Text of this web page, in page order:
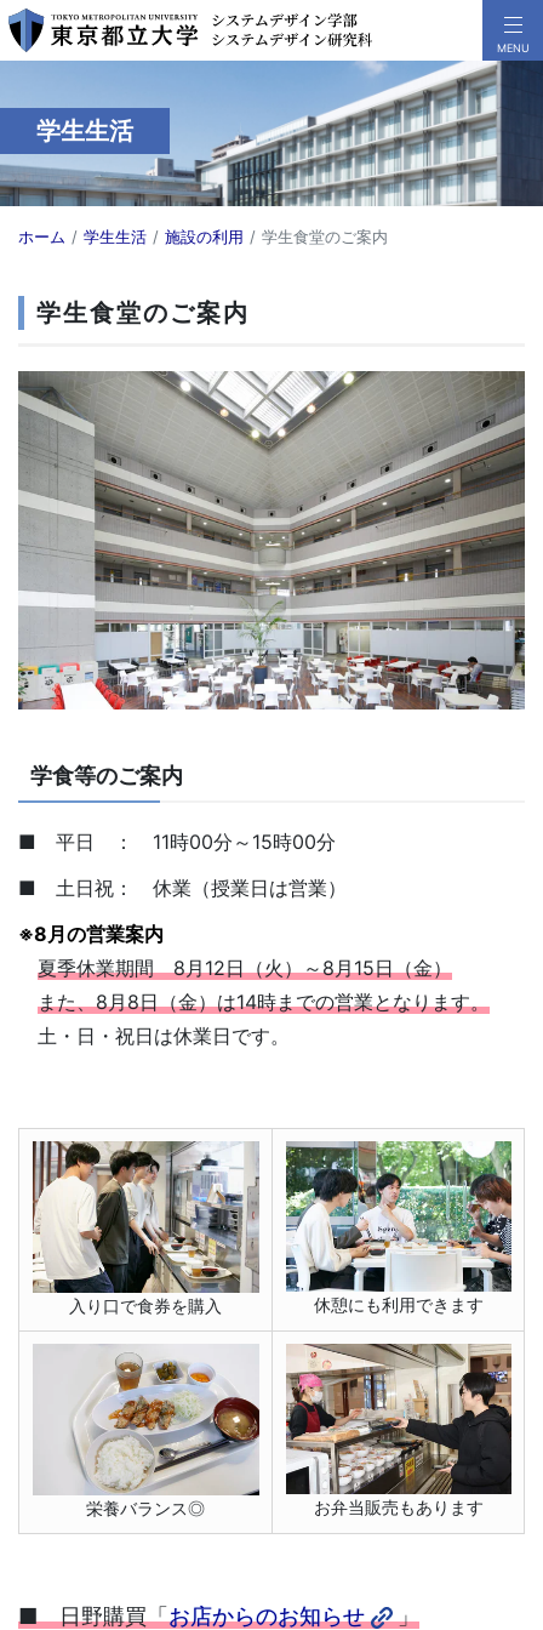
学生生活
ホーム 学生生活 施設の利用 学生食堂のご案内
学生食堂のご案内
学食等のご案内
■ 平日 ： 11時00分～15時00分
■ 土日祝： 休業（授業日は営業）
※8月の営業案内
夏季休業期間 8月12日（火）～8月15日（金）
また、8月8日（金）は14時までの営業となります。
土・日・祝日は休業日です。
入り口で食券を購入 休憩にも利用できます
栄養バランス◎ お弁当販売もあります
■ 日野購買「お店からのお知らせ 」